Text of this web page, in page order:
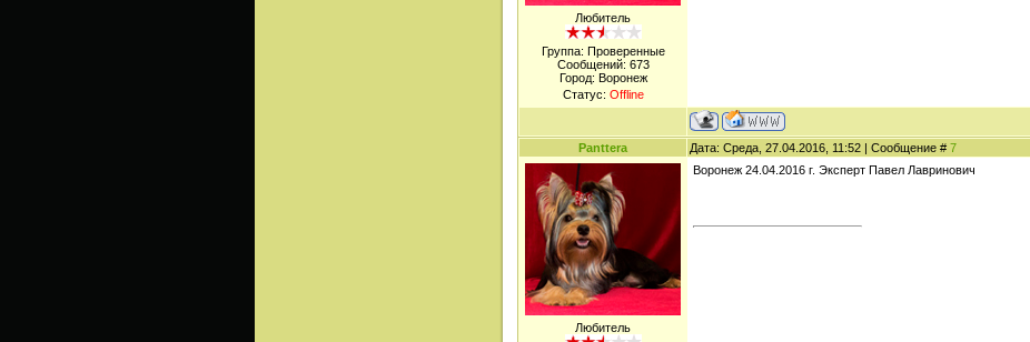
Любитель
Группа: Проверенные
Сообщений: 673
Город: Воронеж
Статус: Offline
Panttera Дата: Среда, 27.04.2016, 11:52 | Сообщение # 7
Любитель
Воронеж 24.04.2016 г. Эксперт Павел Лавринович